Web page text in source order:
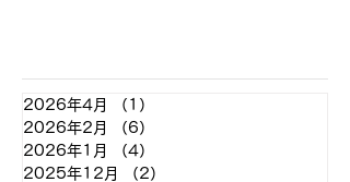
2026年4月 （1）
2026年2月
（6）
2026年1月
（4）
2025年12月
（2）